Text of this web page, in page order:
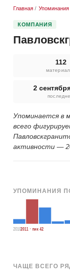
Главная / Упоминания
КОМПАНИЯ
112
2
Упоминается в
всего
активности —
УПОМИНАНИЯ
20102011 · пик 42
ЧАЩЕ ВСЕГО